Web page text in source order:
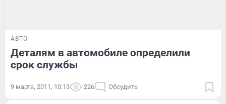
АВТО
Деталям в автомобиле определили
срок службы
9 марта, 2011, 10:13 226 Обсудить